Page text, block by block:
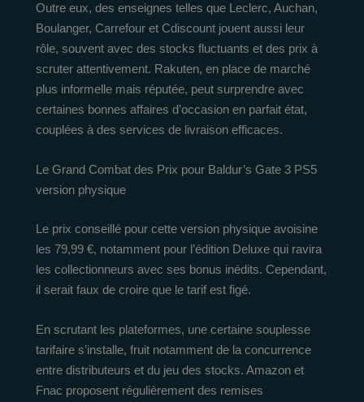
Outre eux, des enseignes telles que Leclerc, Auchan,
Boulanger, Carrefour et Cdiscount jouent aussi leur
rôle, souvent avec des stocks fluctuants et des prix à
scruter attentivement. Rakuten, en place de marché
plus informelle mais réputée, peut surprendre avec
certaines bonnes affaires d’occasion en parfait état,
couplées à des services de livraison efficaces.
Le Grand Combat des Prix pour Baldur’s Gate 3 PS5
version physique
Le prix conseillé pour cette version physique avoisine
les 79,99 €, notamment pour l’édition Deluxe qui ravira
les collectionneurs avec ses bonus inédits. Cependant,
il serait faux de croire que le tarif est figé.
En scrutant les plateformes, une certaine souplesse
tarifaire s’installe, fruit notamment de la concurrence
entre distributeurs et du jeu des stocks. Amazon et
Fnac proposent régulièrement des remises